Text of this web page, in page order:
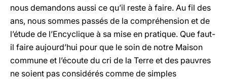
nous demandons aussi ce qu’il reste à faire. Au fil des
ans, nous sommes passés de la compréhension et de
l’étude de l’Encyclique à sa mise en pratique. Que faut-
il faire aujourd’hui pour que le soin de notre Maison
commune et l’écoute du cri de la Terre et des pauvres
ne soient pas considérés comme de simples